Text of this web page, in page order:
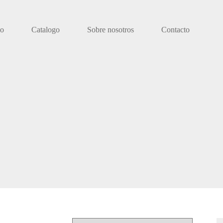
Catalogo Sobre nosotros Contacto